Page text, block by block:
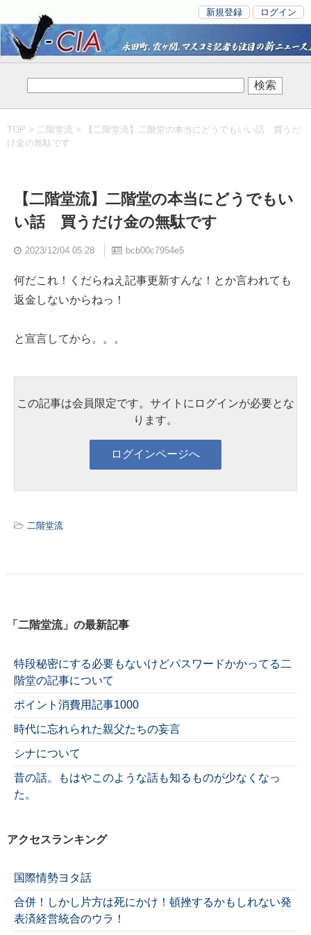
新規登録 ログイン
TOP > 二階堂流 > 【二階堂流】二階堂の本当にどうでもいい話 買うだ
け金の無駄です
【二階堂流】二階堂の本当にどうでもい
い話 買うだけ金の無駄です
2023/12/04 05:28 bcb00c7954e5
何だこれ！くだらねえ記事更新すんな！とか言われても
返金しないからねっ！
と宣言してから。。。
この記事は会員限定です。サイトにログインが必要とな
ります。
二階堂流
「二階堂流」の最新記事
特段秘密にする必要もないけどパスワードかかってる二
階堂の記事について
ポイント消費用記事1000
時代に忘れられた親父たちの妄言
シナについて
昔の話。もはやこのような話も知るものが少なくなっ
た。
アクセスランキング
国際情勢ヨタ話
合併！しかし片方は死にかけ！頓挫するかもしれない発
表済経営統合のウラ！